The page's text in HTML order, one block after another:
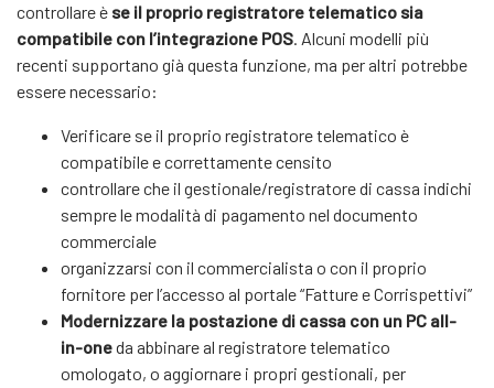
controllare è se il proprio registratore telematico sia
compatibile con l’integrazione POS. Alcuni modelli più
recenti supportano già questa funzione, ma per altri potrebbe
essere necessario:
Verificare se il proprio registratore telematico è
compatibile e correttamente censito
controllare che il gestionale/registratore di cassa indichi
sempre le modalità di pagamento nel documento
commerciale
organizzarsi con il commercialista o con il proprio
fornitore per l’accesso al portale “Fatture e Corrispettivi”
Modernizzare la postazione di cassa con un PC all-
in-oneda abbinare al registratore telematico
omologato, o aggiornare i propri gestionali, per